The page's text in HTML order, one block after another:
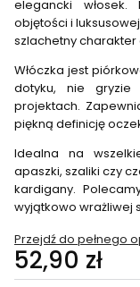
elegancki
objętości i
szlachetny charakter
Włóczka jest
dotyku, nie
projektach.
piękną definicję
Idealna na
apaszki, szaliki czy
kardigany.
wyjątkowo wrażliwej
Przejdź do pełnego
Cena
52,90 zł